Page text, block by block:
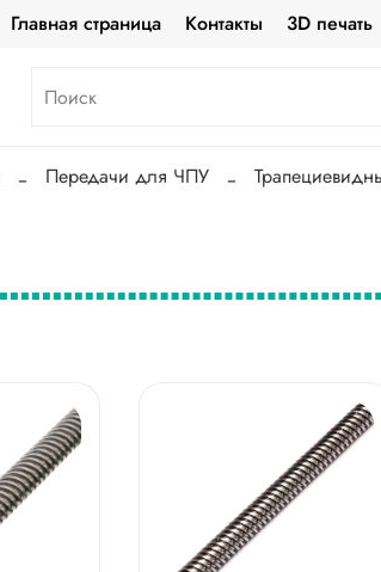
Главная страница Контакты 3D печать
Передачи для ЧПУ